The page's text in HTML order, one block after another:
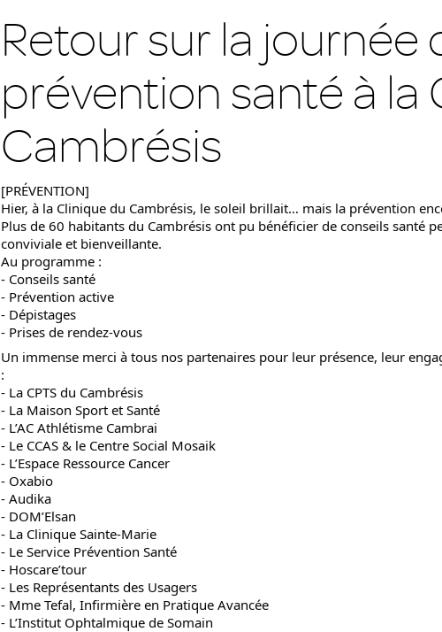
Retour sur la journée
prévention santé à la
Cambrésis
[PRÉVENTION]
Hier, à la Clinique du Cambrésis, le soleil brillait… mais la prévention
Plus de 60 habitants du Cambrésis ont pu bénéficier de conseils santé
conviviale et bienveillante.
Au programme :
- Conseils santé
- Prévention active
- Dépistages
- Prises de rendez-vous
Un immense merci à tous nos partenaires pour leur présence, leur
:
- La CPTS du Cambrésis
- La Maison Sport et Santé
- L’AC Athlétisme Cambrai
- Le CCAS & le Centre Social Mosaik
- L’Espace Ressource Cancer
- Oxabio
- Audika
- DOM’Elsan
- La Clinique Sainte-Marie
- Le Service Prévention Santé
- Hoscare’tour
- Les Représentants des Usagers
- Mme Tefal, Infirmière en Pratique Avancée
- L’Institut Ophtalmique de Somain